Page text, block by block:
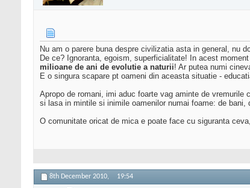
Nu am o parere buna despre civilizatia asta in general, nu
De ce? Ignoranta, egoism, superficialitate! In acest
milioane de ani de evolutie a naturii! Ar putea numi
E o singura scapare pt oameni din aceasta situatie -
Apropo de romani, imi aduc foarte vag aminte de
si lasa in mintile si inimile oamenilor numai foame: de bani,
O comunitate oricat de mica e poate face cu siguranta
8th December 2010, 19:54